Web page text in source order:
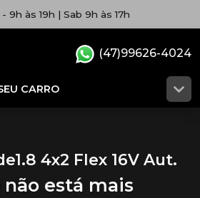
9h às 19h | Sab 9h às 17h
CARRO
(47)99626-4024
4x2 Flex 16V Aut.
está mais